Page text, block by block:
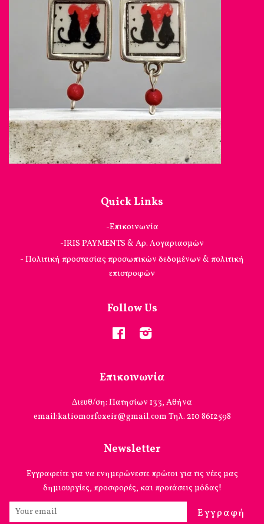
Quick Links
-Επικοινωνία
-IRIS PAYMENTS & Αρ. Λογαριασμών
- Πολιτική προστασίας προσωπικών δεδομένων & πολιτική
επιστροφών
Follow Us
Facebook
Επικοινωνία
Διευθ/ση: Πατησίων 133, Αθήνα
email:katiomorfoxeir@gmail.com Τηλ. 210 8612598
Newsletter
Εγγραφείτε για να ενημερώνεστε πρώτοι για τις νέες μας
δημιουργίες, προσφορές, και προτάσεις μόδας!
Εγγραφή